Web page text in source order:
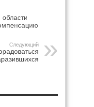
Следующий